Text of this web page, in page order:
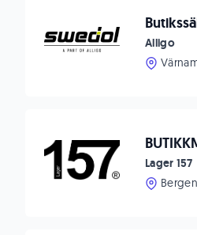
Alligo
Lager 157
Bergen